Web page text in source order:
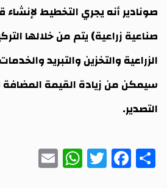
صونادير أنه يجري التخطيط
صناعية زراعية) يتم من خلالها
الزراعية والتخزين والتبريد
سيمكن من زيادة القيمة
التصدير.
Share
Facebook
Twitter